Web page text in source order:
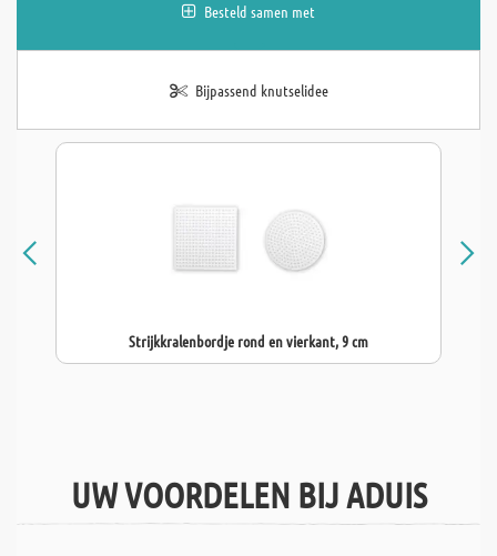
Besteld samen met
Bijpassend knutselidee
Strijkkralenbordje rond en vierkant, 9 cm
UW VOORDELEN BIJ ADUIS